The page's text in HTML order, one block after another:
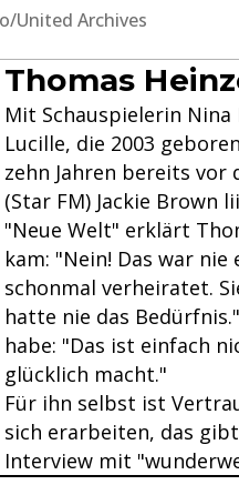
United Archives
Thomas
Mit Schauspielerin
Lucille, die 2003
zehn Jahren bereits
(Star FM) Jackie Brown
"Neue Welt" erklärt
kam: "Nein! Das war
schonmal verheiratet.
hatte nie das
habe: "Das ist einfach
glücklich macht."
Für ihn selbst ist
sich erarbeiten, das
Interview mit